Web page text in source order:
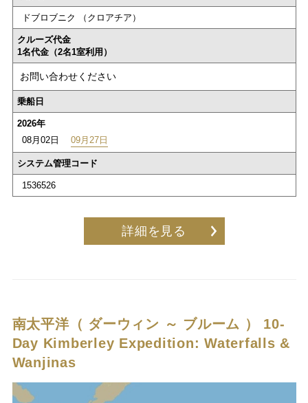
ドブロブニク （クロアチア）
クルーズ代金
1名代金（2名1室利用）
お問い合わせください
乗船日
2026年
08月02日
09月27日
システム管理コード
1536526
詳細を見る
南太平洋（ ダーウィン ～ ブルーム ） 10-
Day Kimberley Expedition: Waterfalls &
Wanjinas